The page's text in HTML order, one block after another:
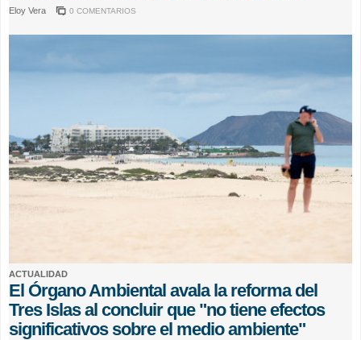
Eloy Vera 0 COMENTARIOS
ACTUALIDAD
El Órgano Ambiental avala la reforma del
Tres Islas al concluir que "no tiene efectos
significativos sobre el medio ambiente"